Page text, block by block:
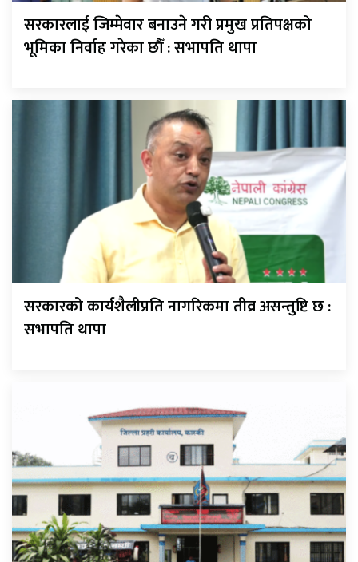
सरकारलाई जिम्मेवार बनाउने गरी प्रमुख प्रतिपक्षको
भूमिका निर्वाह गरेका छौँ : सभापति थापा
सरकारको कार्यशैलीप्रति नागरिकमा तीव्र असन्तुष्टि छ :
सभापति थापा